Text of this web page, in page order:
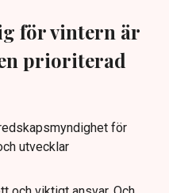
för vintern är
prioriterad
för
utvecklar